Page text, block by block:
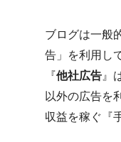
ブログは一般
告」を利用し
『他社広告 』
以外の広告を
収益を稼ぐ『